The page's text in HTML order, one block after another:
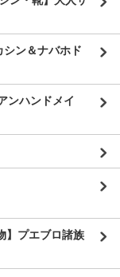
ン＆ナバホド
ンハンドメイ
】プエブロ諸族